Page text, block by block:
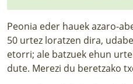
Peonia eder hauek azaro-
50 urtez loratzen dira,
etorri; ale batzuek ehun
dute. Merezi du beretzako